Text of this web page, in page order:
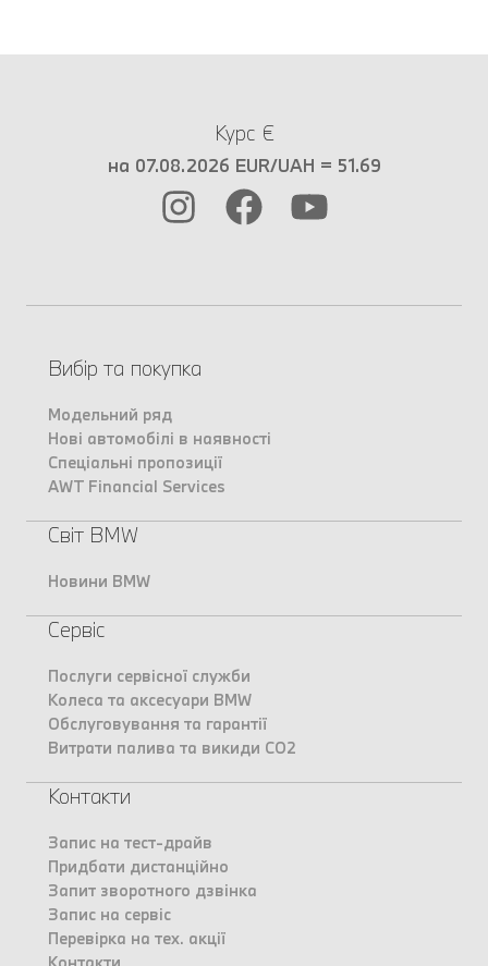
Курс €
на 07.08.2026 EUR/UAH = 51.69
Вибір та покупка
Модельний ряд
Нові автомобілі в наявності
Спеціальні пропозиції
AWT Financial Services
Світ BMW
Новини BMW
Сервіс
Послуги сервісної служби
Колеса та аксесуари BMW
Обслуговування та гарантії
Витрати палива та викиди CO2
Контакти
Запис на тест-драйв
Придбати дистанційно
Запит зворотного дзвінка
Запис на сервіс
Перевірка на тех. акції